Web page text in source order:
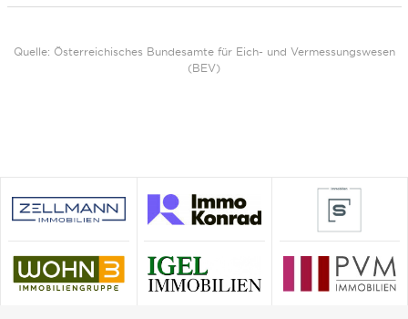
Quelle: Österreichisches Bundesamte für Eich- und Vermessungswesen
(BEV)